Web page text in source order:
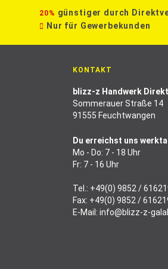
20% günstiger durch
Nur für Gewerbekunden
KONTAKT
blizz-z Handwerk Direkt
Sommerauer Straße 14
91555 Feuchtwangen
Du erreichst uns
Mo - Do: 7 - 18 Uhr
Fr: 7 - 16 Uhr
Tel.: +49(0) 9852 /
Fax: +49(0) 9852 /
E-Mail: info@blizz-z-